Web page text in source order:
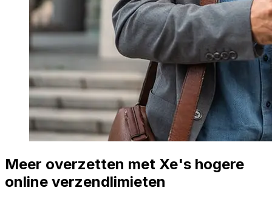
Meer overzetten met Xe's hogere
online verzendlimieten